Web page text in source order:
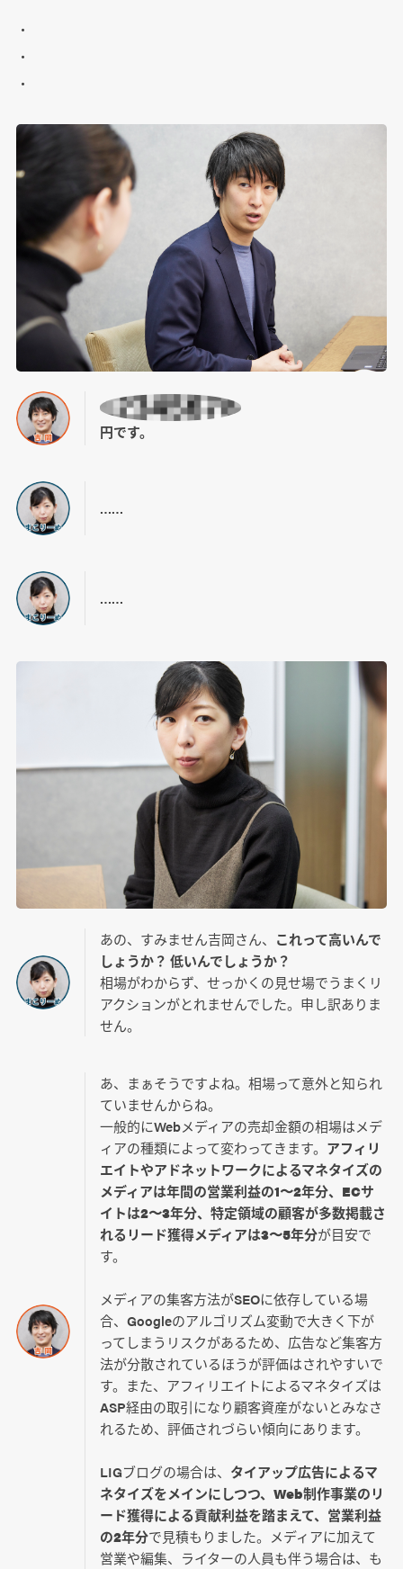
・
・
・
円です。
……
……
あの、すみません吉岡さん、 これって高いんで
しょうか？ 低いんでしょうか？
相場がわからず、せっかくの見せ場でうまくリ
アクションがとれませんでした。申し訳ありま
せん。
あ、まぁそうですよね。相場って意外と知られ
ていませんからね。
一般的にWebメディアの売却金額の相場はメデ
ィアの種類によって変わってきます。 アフィリ
エイトやアドネットワークによるマネタイズの
メディアは年間の営業利益の1〜2年分、ECサ
イトは2〜3年分、特定領域の顧客が多数掲載さ
れるリード獲得メディアは3〜5年分が目安で
す。
メディアの集客方法がSEOに依存している場
合、Googleのアルゴリズム変動で大きく下が
ってしまうリスクがあるため、広告など集客方
法が分散されているほうが評価はされやすいで
す。また、アフィリエイトによるマネタイズは
ASP経由の取引になり顧客資産がないとみなさ
れるため、評価されづらい傾向にあります。
LIGブログの場合は、 タイアップ広告によるマ
ネタイズをメインにしつつ、Web制作事業のリ
ード獲得による貢献利益を踏まえて、営業利益
の2年分で見積もりました。メディアに加えて
営業や編集、ライターの人員も伴う場合は、も